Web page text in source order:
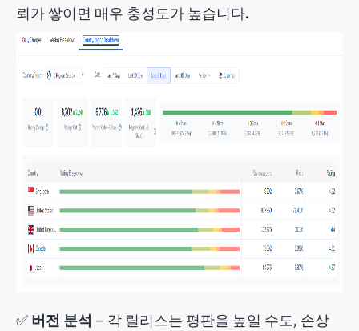
뢰가 쌓이면 매우 충성도가 높습니다.
✅ 버전 분석 — 각 릴리스는 평판을 높일 수도, 손상